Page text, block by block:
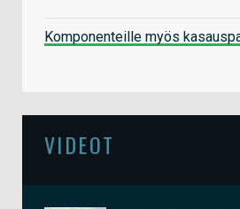
Komponenteille myös
VIDEOT